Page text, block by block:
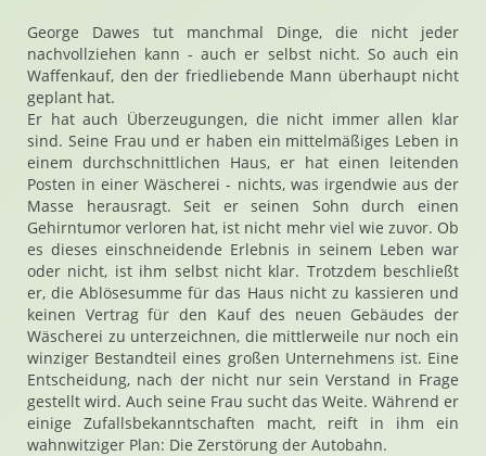
George Dawes tut manchmal Dinge, die nicht jeder
nachvollziehen kann - auch er selbst nicht. So auch ein
Waffenkauf, den der friedliebende Mann überhaupt nicht
geplant hat.
Er hat auch Überzeugungen, die nicht immer allen klar
sind. Seine Frau und er haben ein mittelmäßiges Leben in
einem durchschnittlichen Haus, er hat einen leitenden
Posten in einer Wäscherei - nichts, was irgendwie aus der
Masse herausragt. Seit er seinen Sohn durch einen
Gehirntumor verloren hat, ist nicht mehr viel wie zuvor. Ob
es dieses einschneidende Erlebnis in seinem Leben war
oder nicht, ist ihm selbst nicht klar. Trotzdem beschließt
er, die Ablösesumme für das Haus nicht zu kassieren und
keinen Vertrag für den Kauf des neuen Gebäudes der
Wäscherei zu unterzeichnen, die mittlerweile nur noch ein
winziger Bestandteil eines großen Unternehmens ist. Eine
Entscheidung, nach der nicht nur sein Verstand in Frage
gestellt wird. Auch seine Frau sucht das Weite. Während er
einige Zufallsbekanntschaften macht, reift in ihm ein
wahnwitziger Plan: Die Zerstörung der Autobahn.